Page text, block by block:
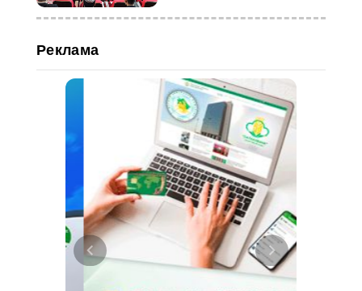
Реклама